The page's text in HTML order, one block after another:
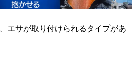
エサが取り付けられるタイプがあ